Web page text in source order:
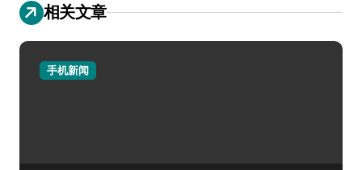
相关文章
手机新闻